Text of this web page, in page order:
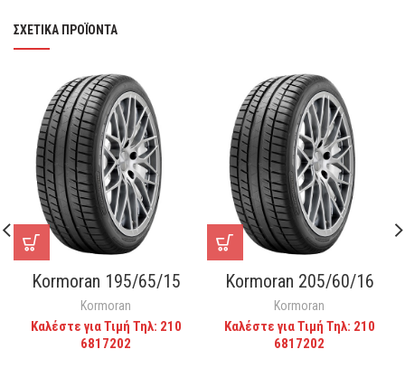
ΣΧΕΤΙΚΆ ΠΡΟΪΌΝΤΑ
Kormoran 195/65/15
Kormoran
Καλέστε για Τιμή Τηλ: 210
6817202
Kormoran 205/60/16
Kormoran
Καλέστε για Τιμή Τηλ: 210
6817202